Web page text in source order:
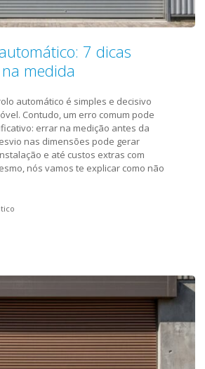
7 dicas
medida
automático é simples e decisivo
Contudo, um erro comum pode
errar na medição antes da
nas dimensões pode gerar
e até custos extras com
nós vamos te explicar como não